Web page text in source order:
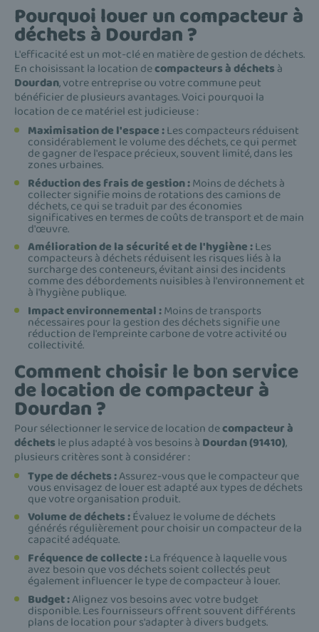
Pourquoi louer un compacteur à
déchets à Dourdan ?
L'efficacité est un mot-clé en matière de gestion de déchets.
En choisissant la location decompacteurs à déchets à
Dourdan, votre entreprise ou votre commune peut
bénéficier de plusieurs avantages. Voici pourquoi la
location de ce matériel est judicieuse :
Maximisation de l'espace :Les compacteurs réduisent
considérablement le volume des déchets, ce qui permet
de gagner de l'espace précieux, souvent limité, dans les
zones urbaines.
Réduction des frais de gestion :Moins de déchets à
collecter signifie moins de rotations des camions de
déchets, ce qui se traduit par des économies
significatives en termes de coûts de transport et de main
d'œuvre.
Amélioration de la sécurité et de l'hygiène :Les
compacteurs à déchets réduisent les risques liés à la
surcharge des conteneurs, évitant ainsi des incidents
comme des débordements nuisibles à l'environnement et
à l'hygiène publique.
Impact environnemental :Moins de transports
nécessaires pour la gestion des déchets signifie une
réduction de l'empreinte carbone de votre activité ou
collectivité.
Comment choisir le bon service
de location de compacteur à
Dourdan ?
Pour sélectionner le service de location decompacteur à
déchets le plus adapté à vos besoins à Dourdan (91410),
plusieurs critères sont à considérer :
Type de déchets :Assurez-vous que le compacteur que
vous envisagez de louer est adapté aux types de déchets
que votre organisation produit.
Volume de déchets :Évaluez le volume de déchets
générés régulièrement pour choisir un compacteur de la
capacité adéquate.
Fréquence de collecte :La fréquence à laquelle vous
avez besoin que vos déchets soient collectés peut
également influencer le type de compacteur à louer.
Budget :Alignez vos besoins avec votre budget
disponible. Les fournisseurs offrent souvent différents
plans de location pour s'adapter à divers budgets.